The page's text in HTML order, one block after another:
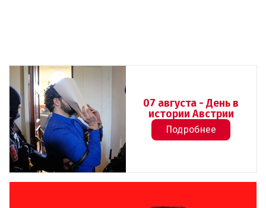
07 августа - День в
истории Австрии
Подробнее